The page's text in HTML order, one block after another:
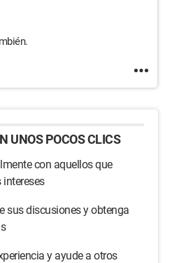
UNOS POCOS CLICS
con aquellos que
sus discusiones y obtenga
y ayude a otros